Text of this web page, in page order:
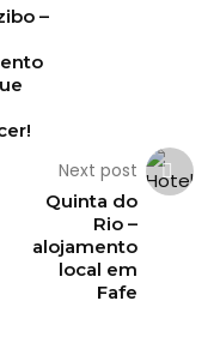
–
Next post
Quinta do
Rio –
alojamento
local em
Fafe